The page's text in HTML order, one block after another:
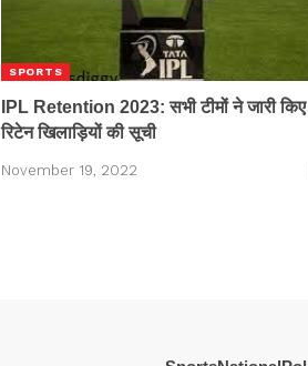
SPORTS
IPL Retention 2023: सभी टीमों ने जारी किए
रिटेन खिलाड़ियों की सूची
November 19, 2022